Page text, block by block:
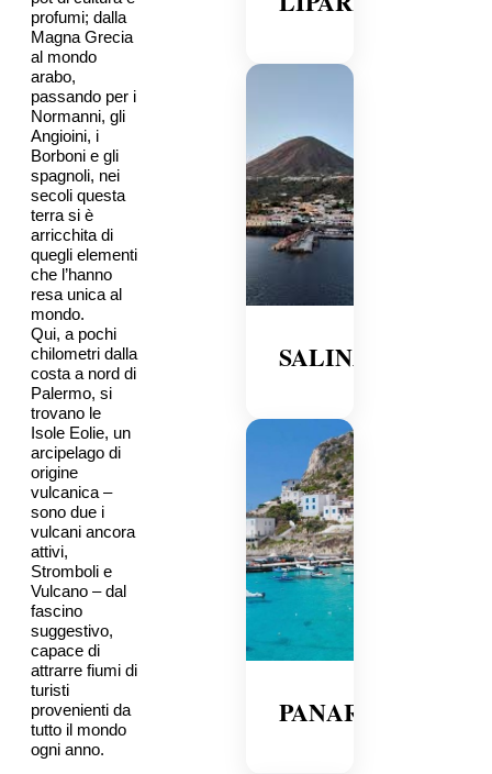
profumi; dalla
Magna Grecia
al mondo
arabo,
passando per i
Normanni, gli
Angioini, i
Borboni e gli
spagnoli, nei
secoli questa
terra si è
arricchita di
quegli elementi
che l’hanno
resa unica al
mondo.
Qui, a pochi
chilometri dalla
costa a nord di
Palermo, si
trovano le
Isole Eolie, un
arcipelago di
origine
vulcanica –
sono due i
vulcani ancora
attivi,
Stromboli e
Vulcano – dal
fascino
suggestivo,
capace di
attrarre fiumi di
turisti
provenienti da
tutto il mondo
ogni anno.
SALINA
PANAREA